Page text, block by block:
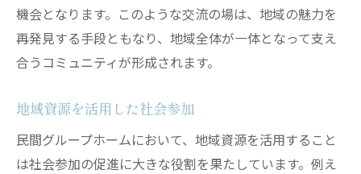
機会となります。このような交流の場は、地域の魅力を
再発見する手段ともなり、地域全体が一体となって支え
合うコミュニティが形成されます。
地域資源を活用した社会参加
民間グループホームにおいて、地域資源を活用すること
は社会参加の促進に大きな役割を果たしています。例え